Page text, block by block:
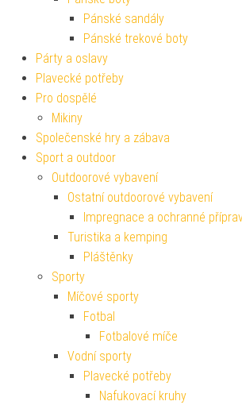
Pánské sandály
Pánské trekové boty
Párty a oslavy
Plavecké potřeby
Pro dospělé
Mikiny
Společenské hry a zábava
Sport a outdoor
Outdoorové vybavení
Ostatní outdoorové vybavení
Impregnace a ochranné
Turistika a kemping
Pláštěnky
Sporty
Míčové sporty
Fotbal
Fotbalové míče
Vodní sporty
Plavecké potřeby
Nafukovací kruhy